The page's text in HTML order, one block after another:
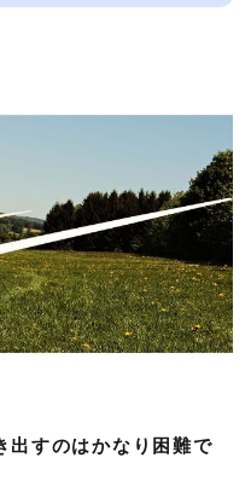
出すのはかなり困難で